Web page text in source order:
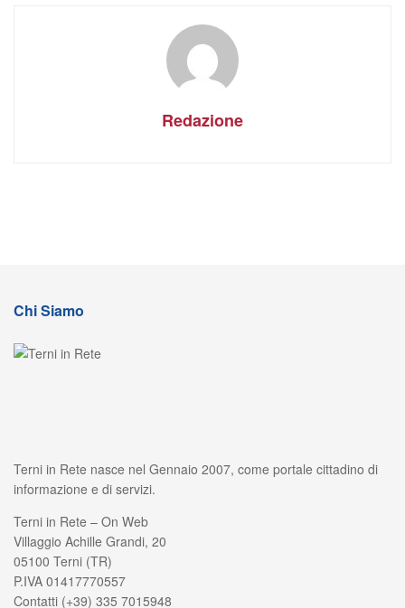
Redazione
Chi Siamo
Terni in Rete nasce nel Gennaio 2007, come portale cittadino di
informazione e di servizi.
Terni in Rete – On Web
Villaggio Achille Grandi, 20
05100 Terni (TR)
P.IVA 01417770557
Contatti (+39) 335 7015948